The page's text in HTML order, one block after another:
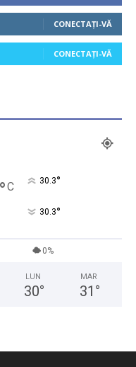
CONECTAȚI-VĂ
CONECTAȚI-VĂ
°C 30.3°
30.3°
0%
LUN
30°
MAR
31 °